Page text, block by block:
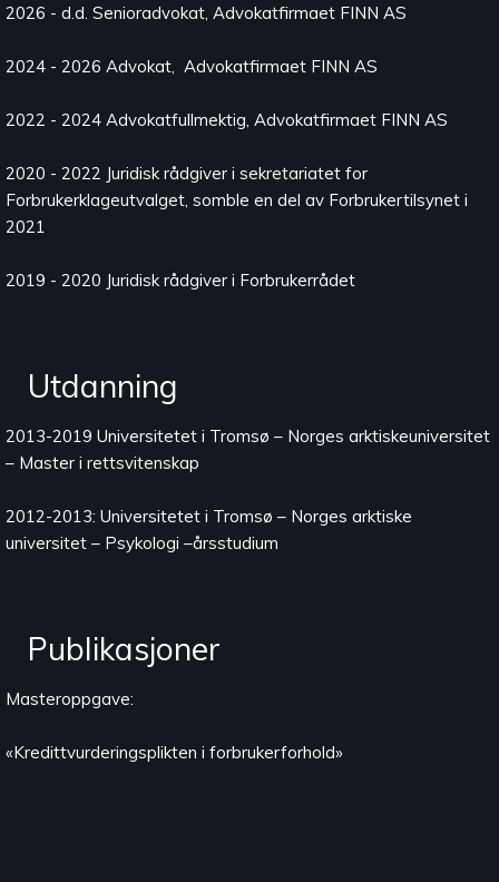
2026 - d.d. Senioradvokat, Advokatfirmaet FINN AS
2024 - 2026 Advokat, Advokatfirmaet FINN AS
2022 - 2024 Advokatfullmektig, Advokatfirmaet FINN AS
2020 - 2022 Juridisk rådgiver i sekretariatet for
Forbrukerklageutvalget, somble en del av Forbrukertilsynet i
2021
2019 - 2020 Juridisk rådgiver i Forbrukerrådet
Utdanning
2013-2019 Universitetet i Tromsø – Norges arktiskeuniversitet
– Master i rettsvitenskap
2012-2013: Universitetet i Tromsø – Norges arktiske
universitet – Psykologi –årsstudium
Publikasjoner
Masteroppgave:
«Kredittvurderingsplikten i forbrukerforhold»